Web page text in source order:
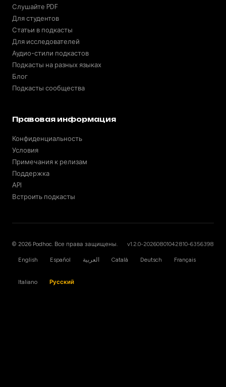
Слушайте PDF
Для студентов
Статьи в подкасты
Для исследователей
Аудио-стили подкастов
Подкасты на разных языках
Блог
Подкасты сообщества
Правовая информация
Конфиденциальность
Условия
Примечания к релизам
Поддержка
API
Встроить подкасты
© 2026 Podhoc. Все права защищены. v1.2.0-20260801042810-6356398
English Español العربية Català Deutsch Français
Italiano Русский